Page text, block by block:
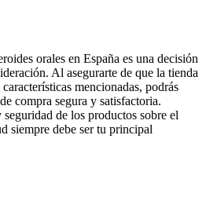
orales en España es una decisión
Al asegurarte de que la tienda
mencionadas, podrás
compra segura y satisfactoria.
de los productos sobre el
siempre debe ser tu principal